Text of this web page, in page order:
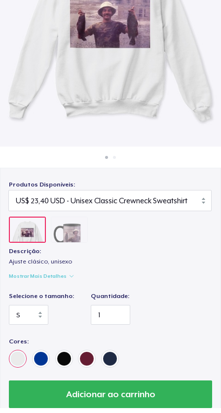
Venda em todo lugar
Venda qualquer coisa
Produtos Disponíveis:
Descrição:
Ajuste clásico, unisexo
Mostrar Mais Detalhes
Selecione o tamanho: Quantidade:
Cores:
Adicionar ao carrinho